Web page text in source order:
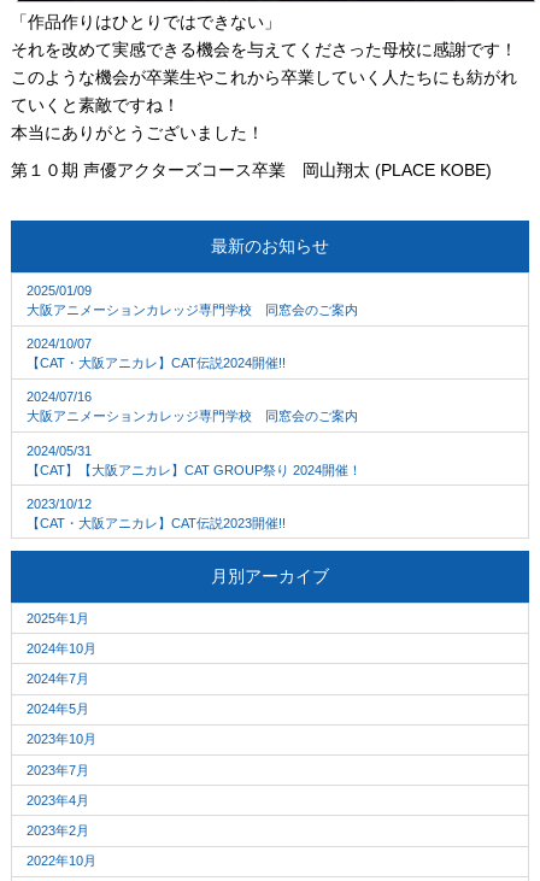
「作品作りはひとりではできない」
それを改めて実感できる機会を与えてくださった母校に感謝です！
このような機会が卒業生やこれから卒業していく人たちにも紡がれ
ていくと素敵ですね！
本当にありがとうございました！
第１０期 声優アクターズコース卒業 岡山翔太 (PLACE KOBE)
最新のお知らせ
2025/01/09
大阪アニメーションカレッジ専門学校 同窓会のご案内
2024/10/07
【CAT・大阪アニカレ】CAT伝説2024開催!!
2024/07/16
大阪アニメーションカレッジ専門学校 同窓会のご案内
2024/05/31
【CAT】【大阪アニカレ】CAT GROUP祭り 2024開催！
2023/10/12
【CAT・大阪アニカレ】CAT伝説2023開催!!
月別アーカイブ
2025年1月
2024年10月
2024年7月
2024年5月
2023年10月
2023年7月
2023年4月
2023年2月
2022年10月